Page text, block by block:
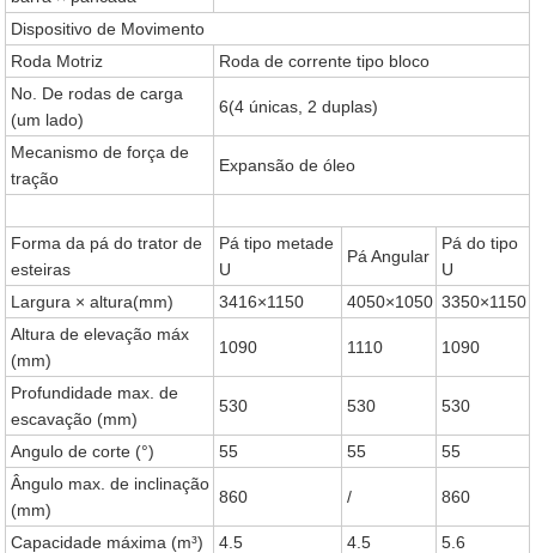
Dispositivo de Movimento
Roda Motriz
Roda de corrente tipo bloco
No. De rodas de carga
(um lado)
6(4 únicas, 2 duplas)
Mecanismo de força de
tração
Expansão de óleo
Forma da pá do trator de
esteiras
Pá tipo metade
U
Pá Angular
Pá do tipo
U
Largura × altura(mm)
3416×1150 4050×1050 3350×1150
Altura de elevação máx
(mm)
1090 1110 1090
Profundidade max. de
escavação (mm)
530 530 530
Angulo de corte (°) 55 55
55
Ângulo max. de inclinação
(mm)
860 / 860
Capacidade máxima (m³) 4.5 4.5
5.6